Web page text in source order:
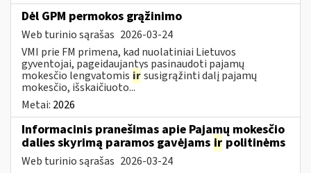
Dėl GPM permokos grąžinimo
Web turinio sąrašas 2026-03-24
VMI prie FM primena, kad nuolatiniai Lietuvos
gyventojai, pageidaujantys pasinaudoti pajamų
mokesčio lengvatomis irsusigrąžinti dalį pajamų
mokesčio, išskaičiuoto...
Metai: 2026
Informacinis pranešimas apie Pajamų mokesčio
dalies skyrimą paramos gavėjams ir politinėms
Web turinio sąrašas 2026-03-24